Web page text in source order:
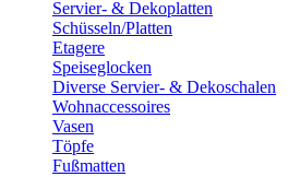
Servier- & Dekoplatten
Schüsseln/Platten
Etagere
Speiseglocken
Diverse Servier- & Dekoschalen
Wohnaccessoires
Vasen
Töpfe
Fußmatten